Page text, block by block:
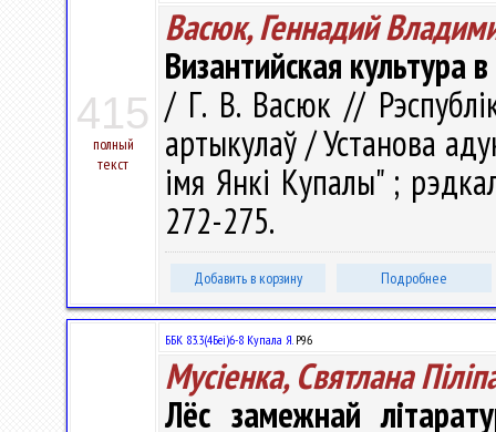
415
полный
текст
Васюк, Геннадий
Византийская культура
/ Г. В. Васюк //
артыкулаў / Установа
імя Янкі Купалы" ;
272-275.
Добавить в корзину Подробнее
ББК 83.3(4Беі)6-8 Купала Я.Р96
Мусіенка, Святлана
Лёс замежнай